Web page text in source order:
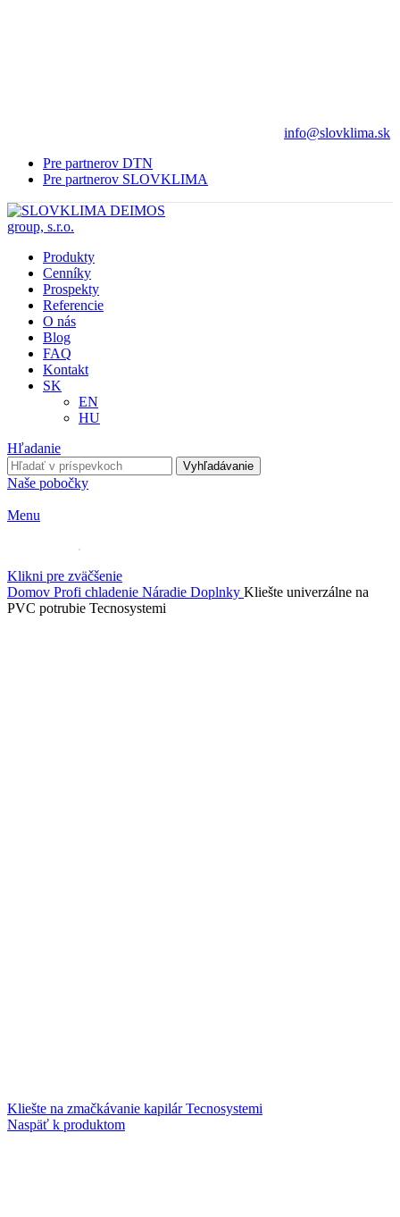
info@slovklima.sk
Pre partnerov DTN
Pre partnerov SLOVKLIMA
Produkty
Cenníky
Prospekty
Referencie
O nás
Blog
FAQ
Kontakt
SK
EN
HU
Hľadanie
Vyhľadávanie
Naše pobočky
Menu
Klikni pre zväčšenie
Domov Profi chladenie Náradie Doplnky Kliešte univerzálne na
PVC potrubie Tecnosystemi
Kliešte na zmačkávanie kapilár Tecnosystemi
Naspäť k produktom